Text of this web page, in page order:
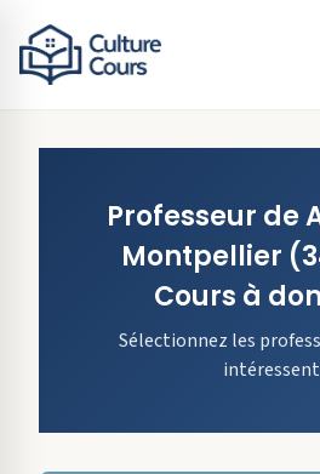
Professeur de
Montpellier
Cours à
Sélectionnez les
intéressent